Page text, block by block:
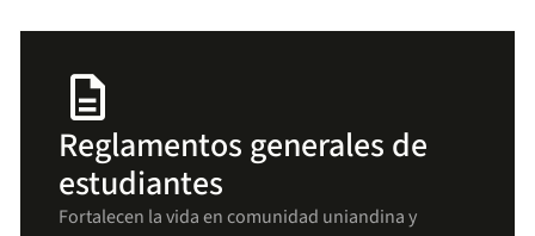
description
Reglamentos generales de
estudiantes
Fortalecen la vida en comunidad uniandina y